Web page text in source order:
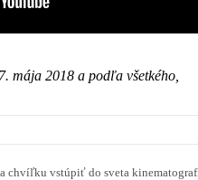
mája 2018 a podľa všetkého,
chvíľku vstúpiť do sveta